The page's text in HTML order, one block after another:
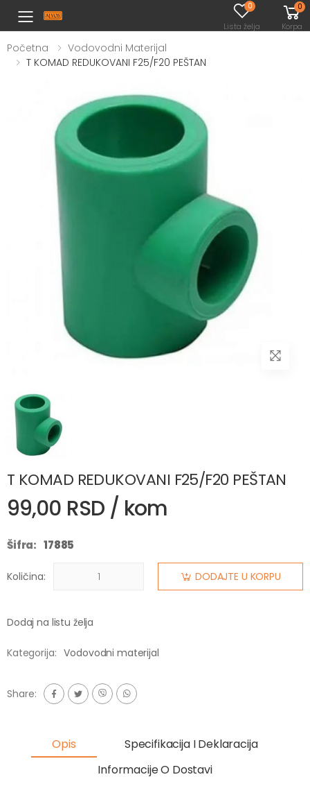
Toggle mobile menu
0
Lista želja
0
Korpa
Početna
Vodovodni Materijal
T KOMAD REDUKOVANI F25/F20 PEŠTAN
T KOMAD REDUKOVANI F25/F20 PEŠTAN
99,00 RSD / kom
Šifra: 17885
Količina: DODAJTE U KORPU
Dodaj na listu želja
Kategorija: Vodovodni materijal
Share:
Opis
Specifikacija I Deklaracija
Informacije O Dostavi